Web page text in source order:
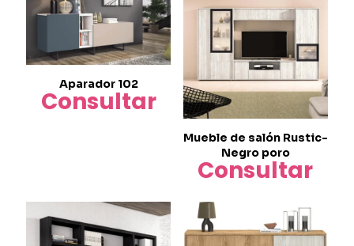
múltiples
variantes.
opciones
se
pueden
elegir
página
de
producto
Aparador 102
Consultar
Mueble de salón Rustic-
Negro poro
Consultar